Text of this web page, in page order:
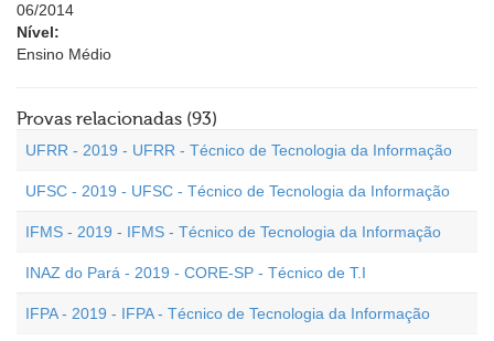
06/2014
Nível:
Ensino Médio
Provas relacionadas (93)
UFRR - 2019 - UFRR - Técnico de Tecnologia da Informação
UFSC - 2019 - UFSC - Técnico de Tecnologia da Informação
IFMS - 2019 - IFMS - Técnico de Tecnologia da Informação
INAZ do Pará - 2019 - CORE-SP - Técnico de T.I
IFPA - 2019 - IFPA - Técnico de Tecnologia da Informação